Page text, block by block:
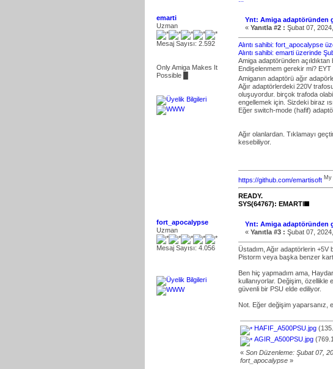
emarti
Uzman
Mesaj Sayısı: 2.592
Only Amiga Makes It
Possible █
Ynt: Amiga adaptöründen
« Yanıtla #2 : Şubat 07,
Alıntı sahibi: fort_apocalypse
Alıntı sahibi: emarti üzerinde
Amiga adaptöründen
Endişelenmem gerekir mi? EYT
Amiganın adaptörü ağır
Ağır adaptörlerdeki 220V
oluşuyordur. birçok trafoda
engellemek için. Sizdeki biraz
Eğer switch-mode (hafif)
Ağır olanlardan. Tıklamayı
kesebiliyor.
https://github.com/emartisoft My
READY.
SYS(64767): EMARTI
fort_apocalypse
Uzman
Mesaj Sayısı: 4.056
Ynt: Amiga adaptöründen
« Yanıtla #3 : Şubat 07,
Üstadım, Ağır adaptörlerin +5V
Pistorm veya başka benzer
Ben hiç yapmadım ama,
kullanıyorlar. Değişim,
güvenli bir PSU elde ediliyor.
Not. Eğer değişim yaparsanız,
HAFIF_A500PSU.jpg
AGIR_A500PSU.jpg
« Son Düzenleme: Şubat 07,
fort_apocalypse »